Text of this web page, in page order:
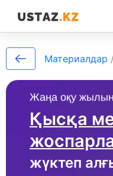
Жаңа оқу
Қысқа
жүктеп
Материалдар /